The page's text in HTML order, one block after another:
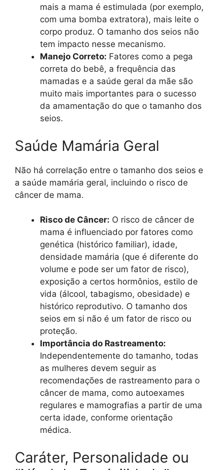
mais a mama é estimulada (por exemplo,
com uma bomba extratora), mais leite o
corpo produz. O tamanho dos seios não
tem impacto nesse mecanismo.
Manejo Correto: Fatores como a pega
correta do bebê, a frequência das
mamadas e a saúde geral da mãe são
muito mais importantes para o sucesso
da amamentação do que o tamanho dos
seios.
Saúde Mamária Geral
Não há correlação entre o tamanho dos seios e
a saúde mamária geral, incluindo o risco de
câncer de mama.
Risco de Câncer: O risco de câncer de
mama é influenciado por fatores como
genética (histórico familiar), idade,
densidade mamária (que é diferente do
volume e pode ser um fator de risco),
exposição a certos hormônios, estilo de
vida (álcool, tabagismo, obesidade) e
histórico reprodutivo. O tamanho dos
seios em si não é um fator de risco ou
proteção.
Importância do Rastreamento:
Independentemente do tamanho, todas
as mulheres devem seguir as
recomendações de rastreamento para o
câncer de mama, como autoexames
regulares e mamografias a partir de uma
certa idade, conforme orientação
médica.
Caráter, Personalidade ou